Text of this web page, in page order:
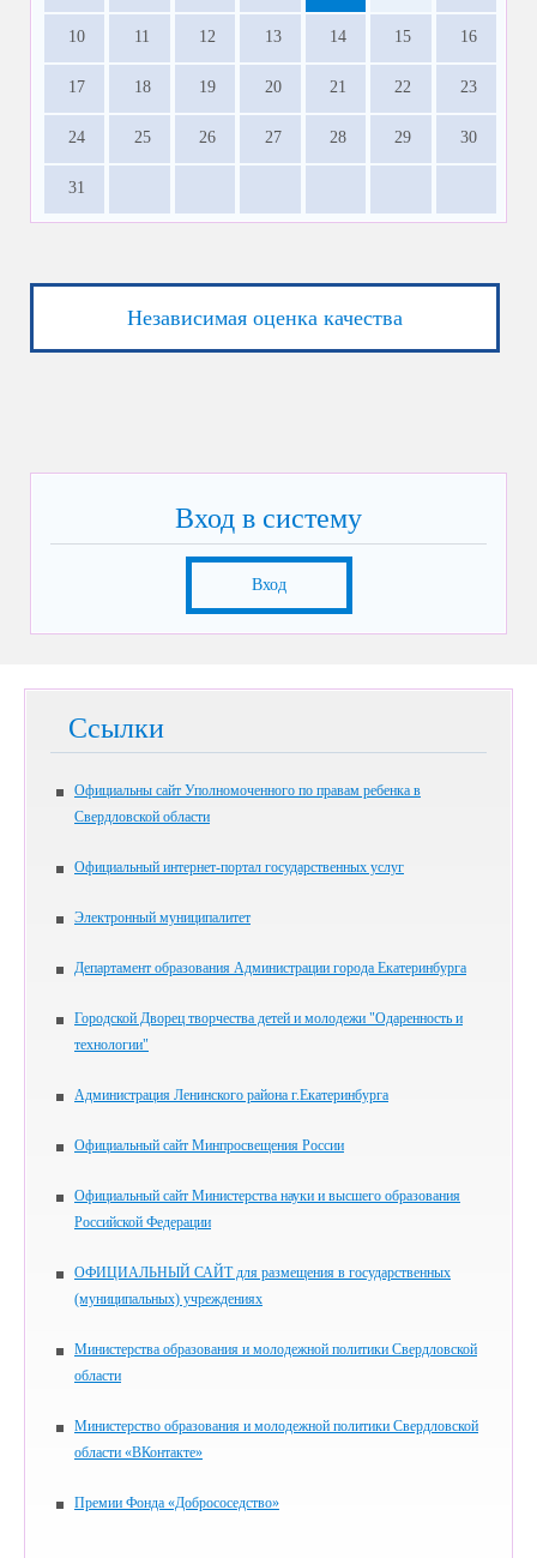
10 11 12 13 14 15 16
17 18 19 20 21 22 23
24 25 26 27 28 29 30
31
Независимая оценка качества
Вход в систему
Вход
Ссылки
Официальны сайт Уполномоченного по правам ребенка в
Свердловской области
Официальный интернет-портал государственных услуг
Электронный муниципалитет
Департамент образования Администрации города Екатеринбурга
Городской Дворец творчества детей и молодежи "Одаренность и
технологии"
Администрация Ленинского района г.Екатеринбурга
Официальный сайт Минпросвещения России
Официальный сайт Министерства науки и высшего образования
Российской Федерации
ОФИЦИАЛЬНЫЙ САЙТ для размещения в государственных
(муниципальных) учреждениях
Министерства образования и молодежной политики Свердловской
области
Министерство образования и молодежной политики Свердловской
области «ВКонтакте»
Премии Фонда «Добрососедство»